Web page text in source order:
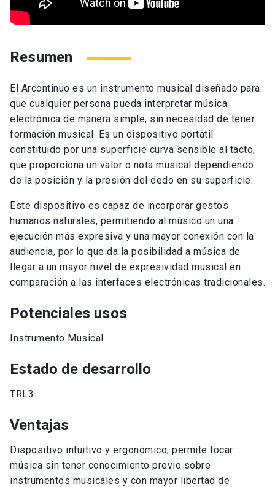
Resumen
El Arcontinuo es un instrumento musical diseñado para
que cualquier persona pueda interpretar música
electrónica de manera simple, sin necesidad de tener
formación musical. Es un dispositivo portátil
constituido por una superficie curva sensible al tacto,
que proporciona un valor o nota musical dependiendo
de la posición y la presión del dedo en su superficie.
Este dispositivo es capaz de incorporar gestos
humanos naturales, permitiendo al músico un una
ejecución más expresiva y una mayor conexión con la
audiencia, por lo que da la posibilidad a música de
llegar a un mayor nivel de expresividad musical en
comparación a las interfaces electrónicas tradicionales.
Potenciales usos
Instrumento Musical
Estado de desarrollo
TRL3
Ventajas
Dispositivo intuitivo y ergonómico, permite tocar
música sin tener conocimiento previo sobre
instrumentos musicales y con mayor libertad de